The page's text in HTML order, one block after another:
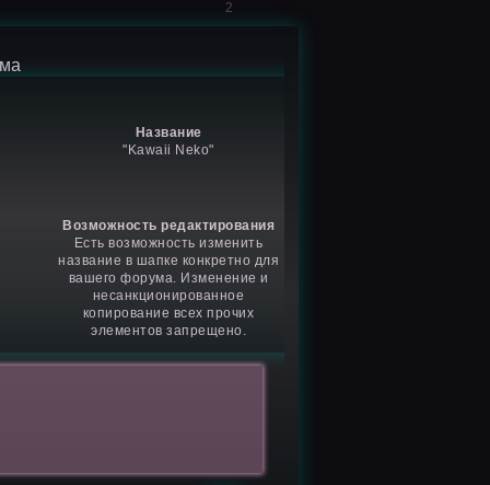
2
Название
"Kawaii Neko"
Возможность редактирования
Есть возможность изменить
название в шапке конкретно для
вашего форума. Изменение и
несанкционированное
копирование всех прочих
элементов запрещено.